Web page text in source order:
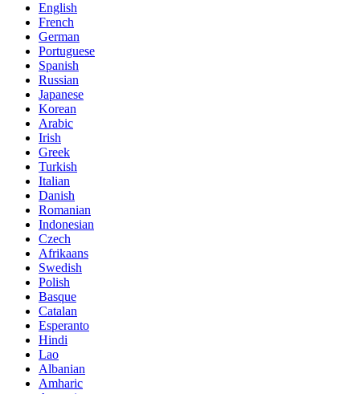
English
French
German
Portuguese
Spanish
Russian
Japanese
Korean
Arabic
Irish
Greek
Turkish
Italian
Danish
Romanian
Indonesian
Czech
Afrikaans
Swedish
Polish
Basque
Catalan
Esperanto
Hindi
Lao
Albanian
Amharic